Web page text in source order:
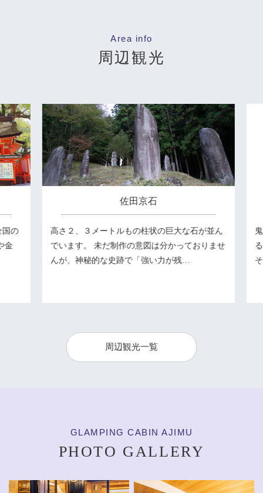
Area info
周辺観光
の
佐田京石
高さ２、３メートルもの柱状の巨大な石が並ん
でいます。 未だ制作の意図は分かっておりませ
んが、神秘的な史跡で「強い力が残…
鬼
る
そ
周辺観光一覧
GLAMPING CABIN AJIMU
PHOTO GALLERY